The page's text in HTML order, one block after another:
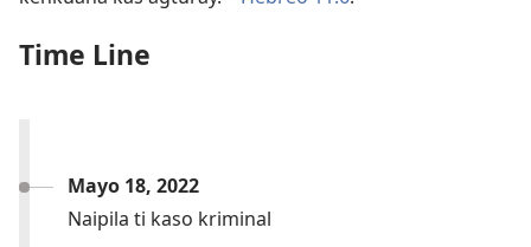
Time Line
Mayo 18, 2022
Naipila ti kaso kriminal